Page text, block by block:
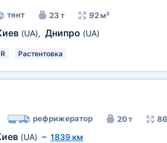
тент 23 т 92 м³
(UA), Днипро (UA)
Растентовка
рефрижератор 20 т
(UA) ~ 1839 км